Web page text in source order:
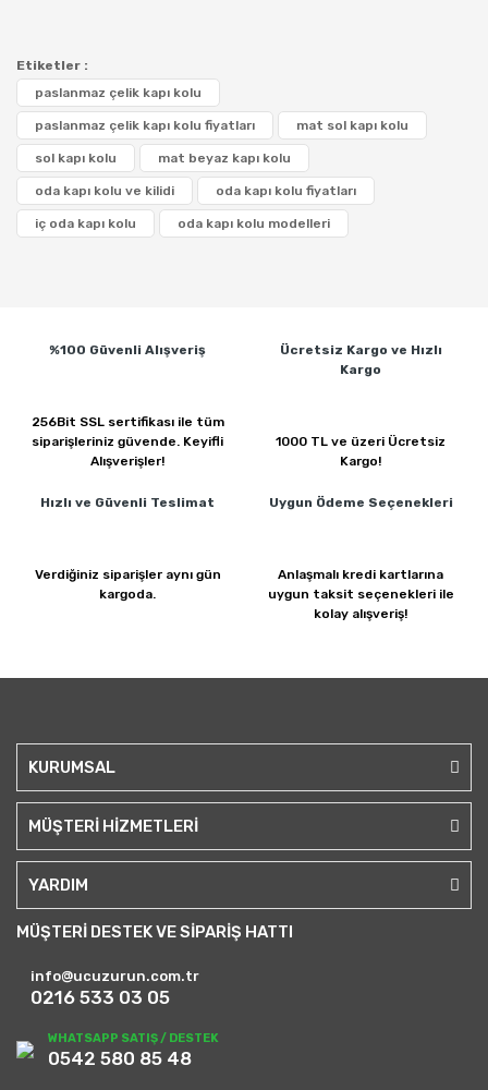
Etiketler :
paslanmaz çelik kapı kolu
paslanmaz çelik kapı kolu fiyatları mat sol kapı kolu
sol kapı kolu mat beyaz kapı kolu
oda kapı kolu ve kilidi oda kapı kolu fiyatları
iç oda kapı kolu oda kapı kolu modelleri
%100 Güvenli Alışveriş
256Bit SSL sertifikası ile tüm
siparişleriniz güvende. Keyifli
Alışverişler!
Ücretsiz Kargo ve Hızlı
Kargo
1000 TL ve üzeri Ücretsiz
Kargo!
Hızlı ve Güvenli Teslimat
Verdiğiniz siparişler aynı gün
kargoda.
Uygun Ödeme Seçenekleri
Anlaşmalı kredi kartlarına
uygun taksit seçenekleri ile
kolay alışveriş!
KURUMSAL
MÜŞTERİ HİZMETLERİ
YARDIM
MÜŞTERİ DESTEK VE SİPARİŞ HATTI
info@ucuzurun.com.tr
0216 533 03 05
WHATSAPP SATIŞ / DESTEK
0542 580 85 48